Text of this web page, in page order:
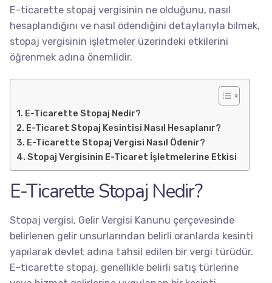
E-ticarette stopaj vergisinin ne olduğunu, nasıl
hesaplandığını ve nasıl ödendiğini detaylarıyla bilmek,
stopaj vergisinin işletmeler üzerindeki etkilerini
öğrenmek adına önemlidir.
E-Ticarette Stopaj Nedir?
E-Ticaret Stopaj Kesintisi Nasıl Hesaplanır?
E-Ticarette Stopaj Vergisi Nasıl Ödenir?
Stopaj Vergisinin E-Ticaret İşletmelerine Etkisi
E-Ticarette Stopaj Nedir?
Stopaj vergisi, Gelir Vergisi Kanunu çerçevesinde
belirlenen gelir unsurlarından belirli oranlarda kesinti
yapılarak devlet adına tahsil edilen bir vergi türüdür.
E-ticarette stopaj, genellikle belirli satış türlerine